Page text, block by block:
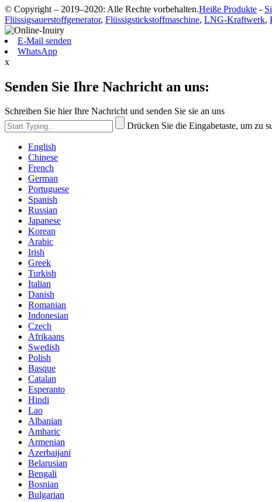
© Copyright – 2019–2020: Alle Rechte vorbehalten.Heiße Produkte -
Flüssigsauerstoffgenerator, Flüssigstickstoffmaschine, LNG-Kraftwerk,
E-Mail senden
WhatsApp
x
Senden Sie Ihre Nachricht an uns:
Schreiben Sie hier Ihre Nachricht und senden Sie sie an uns
Drücken Sie die Eingabetaste, um zu
English
Chinese
French
German
Portuguese
Spanish
Russian
Japanese
Korean
Arabic
Irish
Greek
Turkish
Italian
Danish
Romanian
Indonesian
Czech
Afrikaans
Swedish
Polish
Basque
Catalan
Esperanto
Hindi
Lao
Albanian
Amharic
Armenian
Azerbaijani
Belarusian
Bengali
Bosnian
Bulgarian